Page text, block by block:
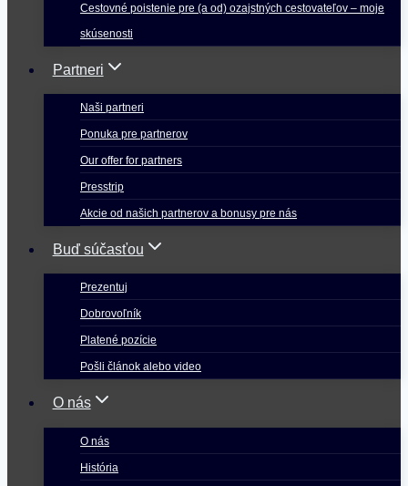
Cestovné poistenie pre (a od) ozajstných cestovateľov – moje
skúsenosti
Partneri
Naši partneri
Ponuka pre partnerov
Our offer for partners
Presstrip
Akcie od našich partnerov a bonusy pre nás
Buď súčasťou
Prezentuj
Dobrovoľník
Platené pozície
Pošli článok alebo video
O nás
O nás
História